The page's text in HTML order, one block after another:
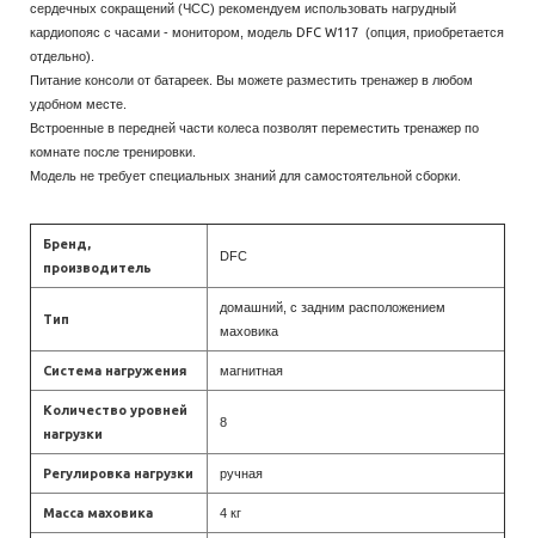
сердечных сокращений (ЧСС) рекомендуем использовать нагрудный
кардиопояс с часами - монитором, модель DFC W117 (опция, приобретается
отдельно).
Питание консоли от батареек. Вы можете разместить тренажер в любом
удобном месте.
Встроенные в передней части колеса позволят переместить тренажер по
комнате после тренировки.
Модель не требует специальных знаний для самостоятельной сборки.
Бренд,
производитель
DFC
Тип
домашний, с задним расположением
маховика
Система нагружения магнитная
Количество уровней
нагрузки
8
Регулировка нагрузки ручная
Масса маховика 4 кг